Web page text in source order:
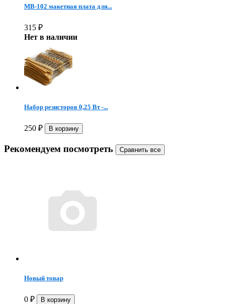
MB-102 макетная плата для...
315 ₽
Нет в наличии
Набор резисторов 0,25 Вт -...
250 ₽
Рекомендуем посмотреть
Новый товар
0 ₽